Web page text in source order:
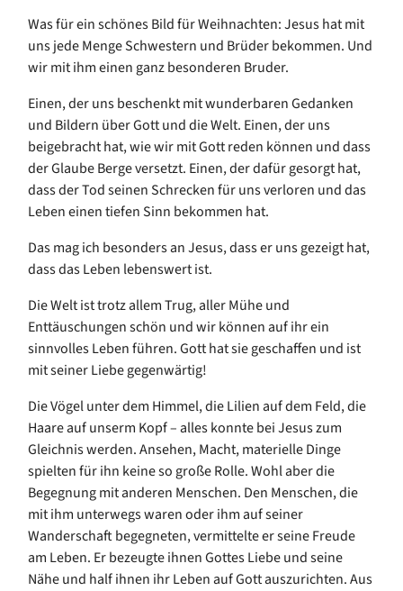
Was für ein schönes Bild für Weihnachten: Jesus hat mit
uns jede Menge Schwestern und Brüder bekommen. Und
wir mit ihm einen ganz besonderen Bruder.
Einen, der uns beschenkt mit wunderbaren Gedanken
und Bildern über Gott und die Welt. Einen, der uns
beigebracht hat, wie wir mit Gott reden können und dass
der Glaube Berge versetzt. Einen, der dafür gesorgt hat,
dassder Tod seinen Schrecken für uns verloren und das
Leben einen tiefen Sinn bekommen hat.
Das mag ich besondersan Jesus, dass er uns gezeigt hat,
dass das Leben lebenswert ist.
Die Welt ist trotz allem Trug, aller Mühe und
Enttäuschungen schön und wir können auf ihr ein
sinnvolles Leben führen.Gott hat sie geschaffen und ist
mit seiner Liebe gegenwärtig!
Die Vögel unter dem Himmel, die Lilien auf dem Feld, die
Haare auf unserm Kopf – alles konnte bei Jesus zum
Gleichnis werden.Ansehen, Macht, materielle Dinge
spielten für ihn keine so große Rolle. Wohl aber die
Begegnung mit anderen Menschen. Den Menschen, die
mit ihm unterwegs waren oder ihm auf seiner
Wanderschaft begegneten, vermittelte er seine Freude
am Leben. Er bezeugte ihnen Gottes Liebe und seine
Nähe und half ihnen ihr Leben auf Gott auszurichten. Aus